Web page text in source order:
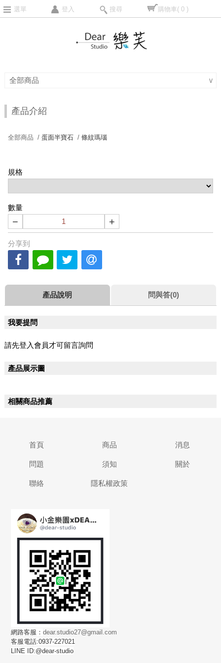
選單 登入 搜尋 購物車( 0 )
全部商品 ∨
產品介紹
全部商品 /蛋面半寶石 /條紋瑪瑙
規格
數量
− +
分享到
產品說明 問與答(0)
我要提問
請先登入會員才可留言詢問
產品展示圖
相關商品推薦
首頁 商品 消息
問題 須知 關於
聯絡 隱私權政策
網路客服：dear.studio27@gmail.com
客服電話:0937-227021
LINE ID:@dear-studio